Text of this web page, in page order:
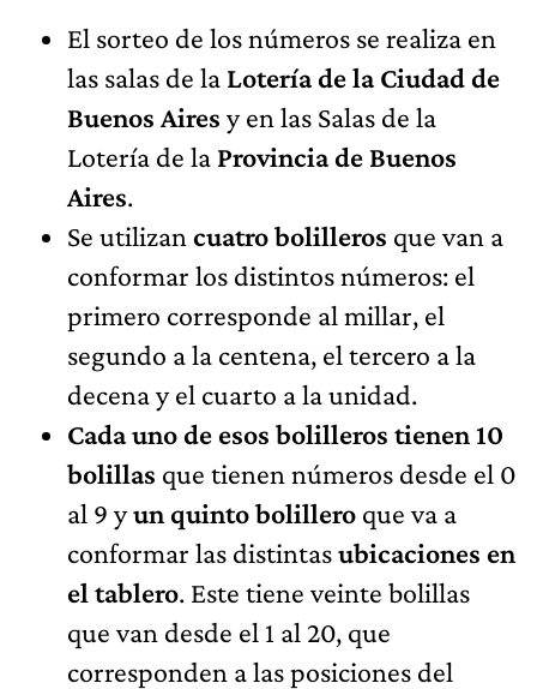
El sorteo de los números se realiza en
las salas de la Lotería de la Ciudad de
Buenos Aires y en las Salas de la
Lotería de la Provincia de Buenos
Aires.
Se utilizan cuatro bolilleros que van a
conformar los distintos números: el
primero corresponde al millar, el
segundo a la centena, el tercero a la
decena y el cuarto a la unidad.
Cada uno de esos bolilleros tienen 10
bolillas que tienen números desde el 0
al 9 yun quinto bolillero que va a
conformar las distintasubicaciones en
el tablero. Este tiene veinte bolillas
que van desde el 1 al 20, que
corresponden a las posiciones del